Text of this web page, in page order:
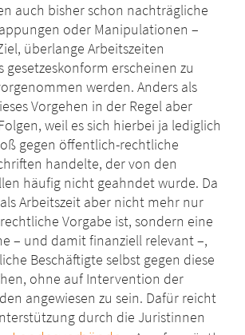
auch bisher schon nachträgliche
oder Manipulationen –
überlange Arbeitszeiten
gesetzeskonform erscheinen zu
werden. Anders als
Vorgehen in der Regel aber
weil es sich hierbei ja lediglich
gegen öffentlich-rechtliche
handelte, der von den
häufig nicht geahndet wurde. Da
Arbeitszeit aber nicht mehr nur
Vorgabe ist, sondern eine
– und damit finanziell relevant –,
Beschäftigte selbst gegen diese
ohne auf Intervention der
angewiesen zu sein. Dafür reicht
durch die Juristinnen